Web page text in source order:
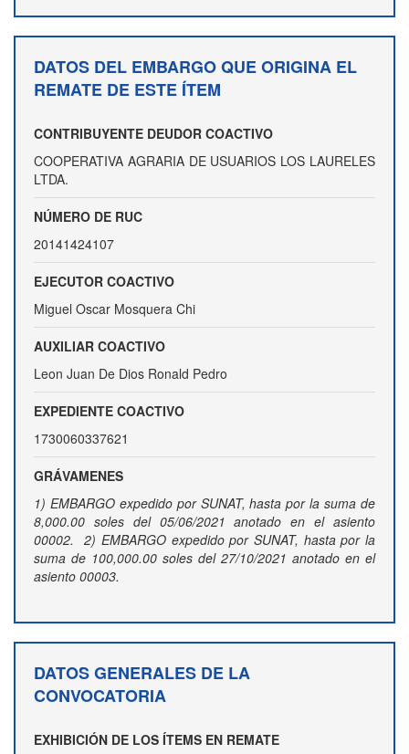
DATOS DEL EMBARGO QUE ORIGINA EL
REMATE DE ESTE ÍTEM
CONTRIBUYENTE DEUDOR COACTIVO
COOPERATIVA AGRARIA DE USUARIOS LOS LAURELES
LTDA.
NÚMERO DE RUC
20141424107
EJECUTOR COACTIVO
Miguel Oscar Mosquera Chi
AUXILIAR COACTIVO
Leon Juan De Dios Ronald Pedro
EXPEDIENTE COACTIVO
1730060337621
GRÁVAMENES
1) EMBARGO expedido por SUNAT, hasta por la suma de
8,000.00 soles del 05/06/2021 anotado en el asiento
00002. 2) EMBARGO expedido por SUNAT, hasta por la
suma de 100,000.00 soles del 27/10/2021 anotado en el
asiento 00003.
DATOS GENERALES DE LA
CONVOCATORIA
EXHIBICIÓN DE LOS ÍTEMS EN REMATE